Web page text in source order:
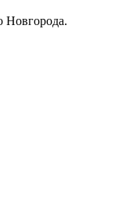
Новгорода.